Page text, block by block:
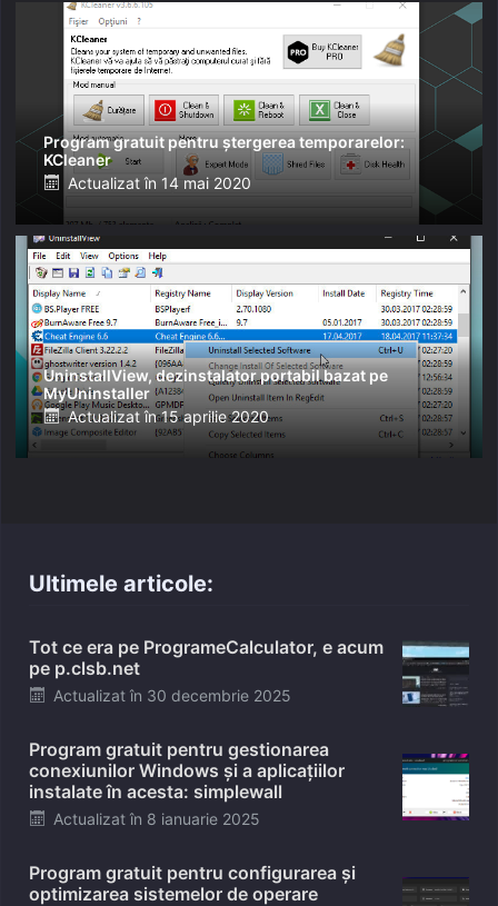
Program gratuit pentru ștergerea temporarelor:
KCleaner
Posted
Actualizat în 14 mai 2020
UninstallView, dezinstalator portabil bazat pe
MyUninstaller
Posted
on
Actualizat în 15 aprilie 2020
Ultimele articole:
Tot ce era pe ProgrameCalculator, e acum
pe p.clsb.net
Posted
Actualizat în 30 decembrie 2025
Program gratuit pentru gestionarea
conexiunilor Windows și a aplicațiilor
instalate în acesta: simplewall
Posted
Actualizat în 8 ianuarie 2025
Program gratuit pentru configurarea și
optimizarea sistemelor de operare